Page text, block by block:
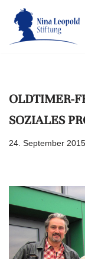
Zum
Inhalt
OLDTIMER-
SOZIALES
24. September 2015